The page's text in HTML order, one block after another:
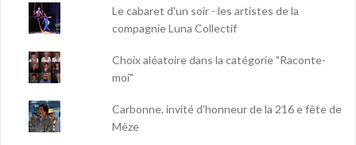
Le cabaret d'un soir - les artistes de la
compagnie Luna Collectif
Choix aléatoire dans la catégorie "Raconte-
moi"
Carbonne, invité d'honneur de la 216 e fête de
Mèze